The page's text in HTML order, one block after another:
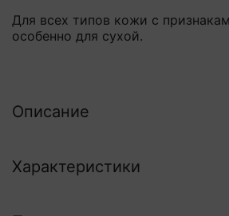
Для всех типов кожи с
особенно для сухой.
Описание
Характеристики